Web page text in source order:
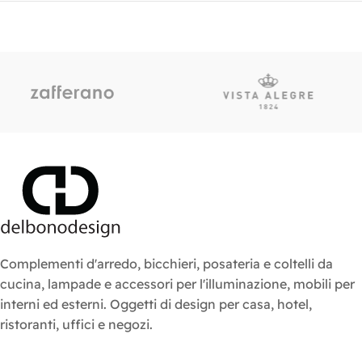
Complementi d'arredo, bicchieri, posateria e coltelli da
cucina, lampade e accessori per l'illuminazione, mobili per
interni ed esterni. Oggetti di design per casa, hotel,
ristoranti, uffici e negozi.